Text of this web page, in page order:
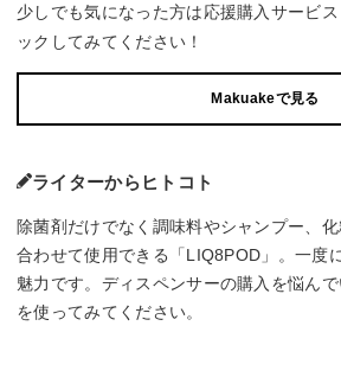
少しでも気になった方は応援購入サービス
ックしてみてください！
Makuakeで見る
ライターからヒトコト
除菌剤だけでなく調味料やシャンプー、
合わせて使用できる「LIQ8POD」。一度
魅力です。ディスペンサーの購入を悩ん
を使ってみてください。